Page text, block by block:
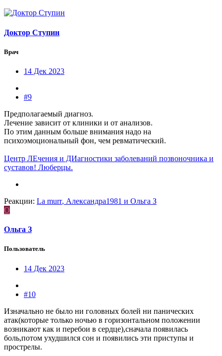
Доктор Ступин
Врач
14 Дек 2023
#9
Предполагаемый диагноз.
Лечение зависит от клиники и от анализов.
По этим данным больше внимания надо на
психоэмоциональный фон, чем ревматический.
Центр ЛЕчения и ДИагностики заболеваний позвоночника и
суставов! Люберцы.
Реакции: La murr, Александра1981 и Ольга З
О
Ольга З
Пользователь
14 Дек 2023
#10
Изначально не было ни головных болей ни панических
атак(которые только ночью в горизонтальном положении
возникают как и перебои в сердце),сначала появилась
боль,потом ухудшился сон и появились эти приступы и
прострелы.